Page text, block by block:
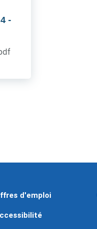
-
d'emploi